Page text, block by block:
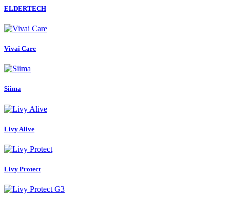
ELDERTECH
Vivai Care
Siima
Livy Alive
Livy Protect